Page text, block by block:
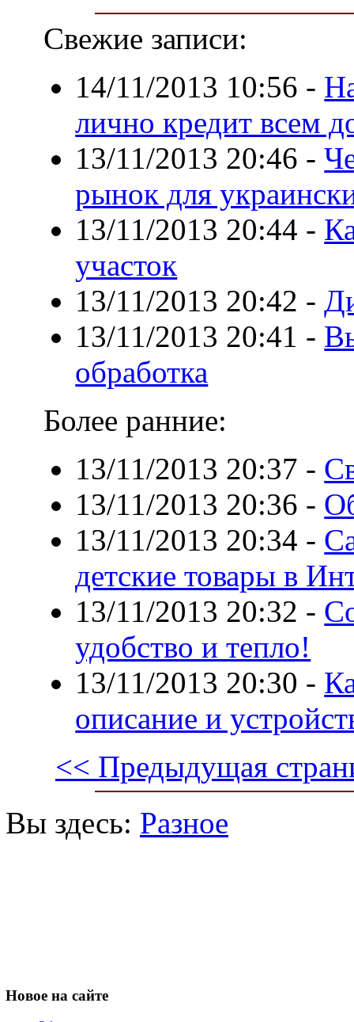
Свежие записи:
14/11/2013 10:56 -
лично кредит всем
13/11/2013 20:46 -
рынок для
13/11/2013 20:44 -
участок
13/11/2013 20:42 -
13/11/2013 20:41 -
обработка
Более ранние:
13/11/2013 20:37 -
13/11/2013 20:36 -
13/11/2013 20:34 -
детские товары в
13/11/2013 20:32 -
удобство и тепло!
13/11/2013 20:30 -
описание и
<< Предыдущая
Вы здесь: Разное
Новое на сайте